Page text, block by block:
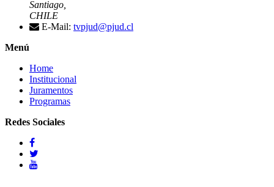
Santiago,
CHILE
E-Mail: tvpjud@pjud.cl
Menú
Home
Institucional
Juramentos
Programas
Redes Sociales